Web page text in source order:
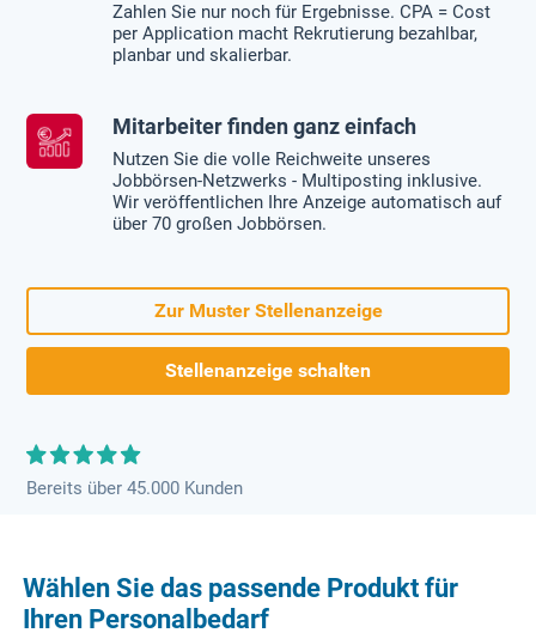
Zahlen Sie nur noch für Ergebnisse. CPA = Cost
per Application macht Rekrutierung bezahlbar,
planbar und skalierbar.
Mitarbeiter finden ganz einfach
Nutzen Sie die volle Reichweite unseres
Jobbörsen-Netzwerks - Multiposting inklusive.
Wir veröffentlichen Ihre Anzeige automatisch auf
über 70 großen Jobbörsen.
Zur Muster Stellenanzeige
Stellenanzeige schalten
Bereits über 45.000 Kunden
Wählen Sie das passende Produkt für
Ihren Personalbedarf